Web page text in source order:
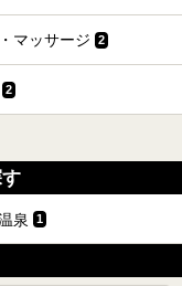
マッサージ 2
2
泉 1